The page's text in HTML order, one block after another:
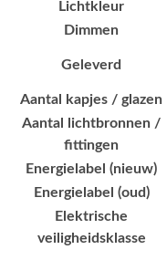
Lichtkleur
Dimmen
Geleverd
Aantal kapjes / glazen
Aantal lichtbronnen /
fittingen
Energielabel (nieuw)
Energielabel (oud)
Elektrische
veiligheidsklasse